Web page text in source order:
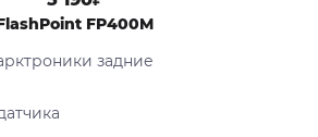
FP400M
задние